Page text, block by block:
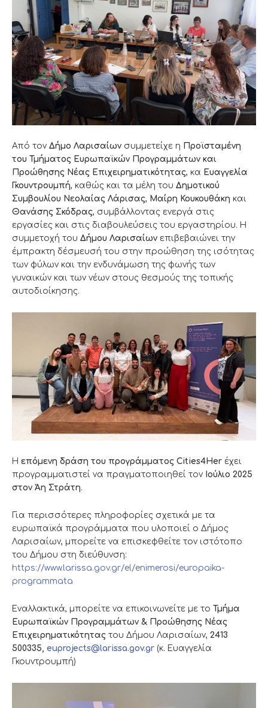
Από τον Δήμο Λαρισαίων συμμετείχε η Προϊσταμένη
του Τμήματος Ευρωπαϊκών Προγραμμάτων και
Προώθησης Νέας Επιχειρηματικότητας, κα Ευαγγελία
Γκουντρουμπή, καθώς και τα μέλη του Δημοτικού
Συμβουλίου Νεολαίας Λάρισας, Μαίρη Κουκουθάκη και
Θανάσης Σκόδρας, συμβάλλοντας ενεργά στις
εργασίες και στις διαβουλεύσεις του εργαστηρίου. Η
συμμετοχή του Δήμου Λαρισαίων επιβεβαιώνει την
έμπρακτη δέσμευσή του στην προώθηση της ισότητας
των φύλων και την ενδυνάμωση της φωνής των
γυναικών και των νέων στους θεσμούς της τοπικής
αυτοδιοίκησης.
Η επόμενη δράση του προγράμματος Cities4Her έχει
προγραμματιστεί να πραγματοποιηθεί τον Ιούλιο 2025
στον Άη Στράτη.
Για περισσότερες πληροφορίες σχετικά με τα
ευρωπαϊκά προγράμματα που υλοποιεί ο Δήμος
Λαρισαίων, μπορείτε να επισκεφθείτε τον ιστότοπο
του Δήμου στη διεύθυνση:
https://www.larissa.gov.gr/el/enimerosi/europaika-
programmata
Εναλλακτικά, μπορείτε να επικοινωνείτε με το Τμήμα
Ευρωπαϊκών Προγραμμάτων & Προώθησης Νέας
Επιχειρηματικότητας του Δήμου Λαρισαίων, 2413
500335, euprojects@larissa.gov.gr (κ. Ευαγγελία
Γκουντρουμπή)